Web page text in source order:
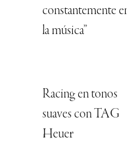
constantemente
la música”
Racing en tonos
suaves con TAG
Heuer